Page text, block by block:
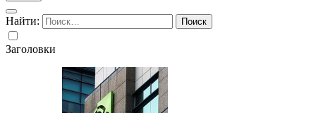
Найти:
Заголовки